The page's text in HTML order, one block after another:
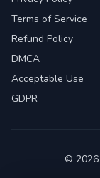
Terms of Service
Refund Policy
DMCA
Acceptable Use
GDPR
© 2026